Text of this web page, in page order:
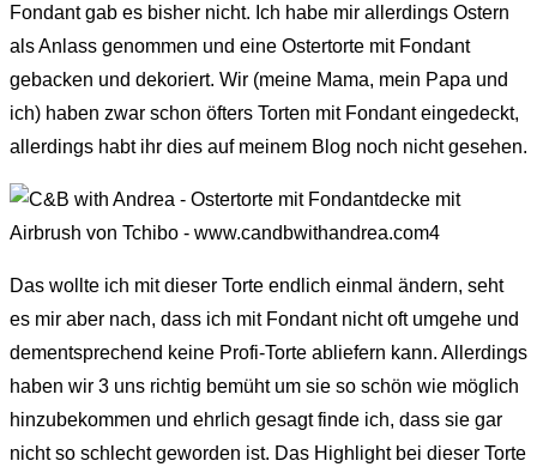
Fondant gab es bisher nicht. Ich habe mir allerdings Ostern
als Anlass genommen und eine Ostertorte mit Fondant
gebacken und dekoriert. Wir (meine Mama, mein Papa und
ich) haben zwar schon öfters Torten mit Fondant eingedeckt,
allerdings habt ihr dies auf meinem Blog noch nicht gesehen.
Das wollte ich mit dieser Torte endlich einmal ändern, seht
es mir aber nach, dass ich mit Fondant nicht oft umgehe und
dementsprechend keine Profi-Torte abliefern kann. Allerdings
haben wir 3 uns richtig bemüht um sie so schön wie möglich
hinzubekommen und ehrlich gesagt finde ich, dass sie gar
nicht so schlecht geworden ist. Das Highlight bei dieser Torte